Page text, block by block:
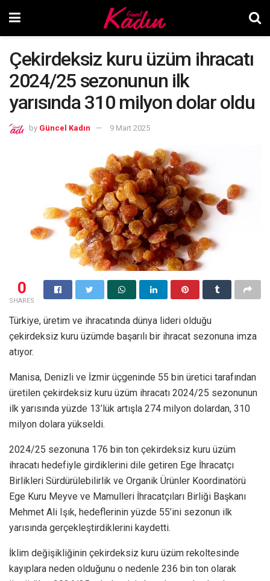
Çekirdeksiz kuru üzüm ihracatı
2024/25 sezonunun ilk
yarısında 310 milyon dolar oldu
by Güncel Kadın 9 Mart 2025
0
SHARES
Türkiye, üretim ve ihracatında dünya lideri olduğu
çekirdeksiz kuru üzümde başarılı bir ihracat sezonuna imza
atıyor.
Manisa, Denizli ve İzmir üçgeninde 55 bin üretici tarafından
üretilen çekirdeksiz kuru üzüm ihracatı 2024/25 sezonunun
ilk yarısında yüzde 13’lük artışla 274 milyon dolardan, 310
milyon dolara yükseldi.
2024/25 sezonuna 176 bin ton çekirdeksiz kuru üzüm
ihracatı hedefiyle girdiklerini dile getiren Ege İhracatçı
Birlikleri Sürdürülebilirlik ve Organik Ürünler Koordinatörü
Ege Kuru Meyve ve Mamulleri İhracatçıları Birliği Başkanı
Mehmet Ali Işık, hedeflerinin yüzde 55’ini sezonun ilk
yarısında gerçekleştirdiklerini kaydetti.
İklim değişikliğinin çekirdeksiz kuru üzüm rekoltesinde
kayıplara neden olduğunu o nedenle 236 bin ton olarak